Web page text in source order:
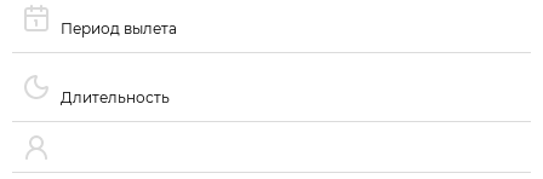
Период вылета
Длительность